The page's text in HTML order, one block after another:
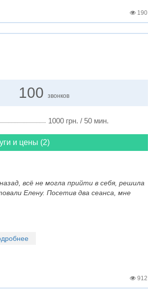
190
100 звонков
1000 грн. / 50 мин.
и цены (2)
всё не могла прийти в себя, решила
Елену. Посетив два сеанса, мне
912